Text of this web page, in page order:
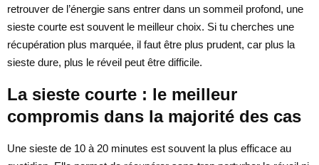
retrouver de l’énergie sans entrer dans un sommeil profond, une
sieste courte est souvent le meilleur choix. Si tu cherches une
récupération plus marquée, il faut être plus prudent, car plus la
sieste dure, plus le réveil peut être difficile.
La sieste courte : le meilleur
compromis dans la majorité des cas
Une sieste de 10 à 20 minutes est souvent la plus efficace au